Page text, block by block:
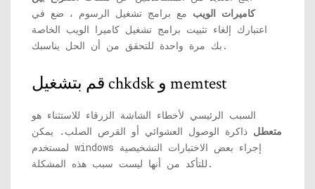
كاميرات الويب مع برامج تشغيل الرسوم ، ضع في
اعتبارك إلغاء تثبيت برامج تشغيل كاميرا الويب الخاصة
بك مرة واحدة للتحقق من أن الحل يناسبك.
قم بتشغيل chkdsk و memtest
السبب الرئيسي لأخطاء الشاشة الزرقاء للاستثناء هو
متعطل ذاكرة الوصول العشوائي أو القرص الصلب. يمكن
لمستخدم windows إجراء بعض الاختبارات التشخيصية
للتأكد من أنها ليست سبب هذه المشكلة.